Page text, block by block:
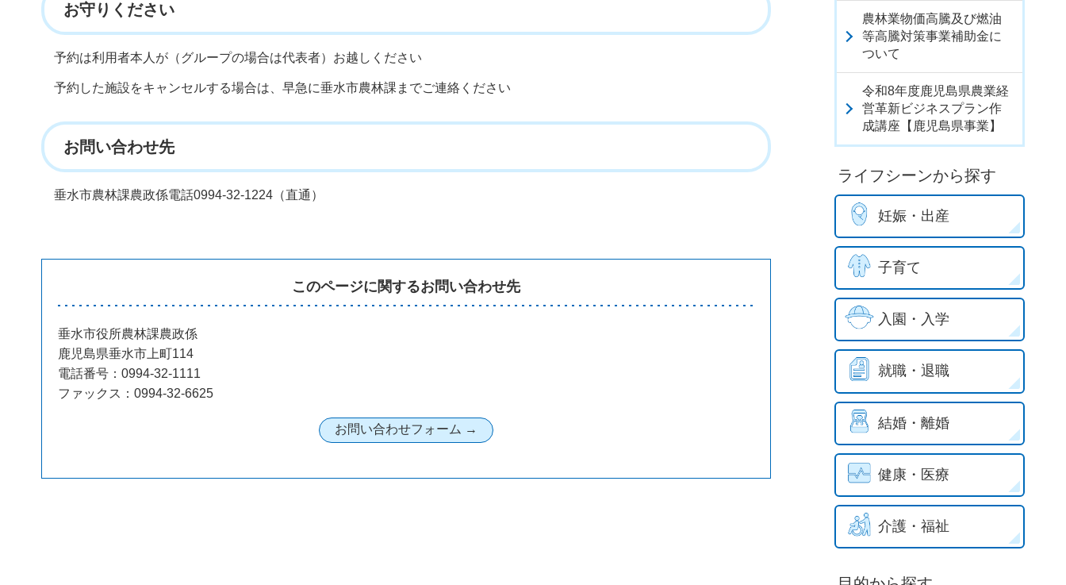
お守りください
予約は利用者本人が（グループの場合は代表者）お越しください
予約した施設をキャンセルする場合は、早急に垂水市農林課までご連絡ください
お問い合わせ先
垂水市農林課農政係電話0994-32-1224（直通）
このページに関するお問い合わせ先
垂水市役所農林課農政係
鹿児島県垂水市上町114
電話番号：0994-32-1111
ファックス：0994-32-6625
農林業物価高騰及び燃油
等高騰対策事業補助金に
ついて
令和8年度鹿児島県農業経
営革新ビジネスプラン作
成講座【鹿児島県事業】
ライフシーンから探す
妊娠・出産
子育て
入園・入学
就職・退職
結婚・離婚
健康・医療
介護・福祉